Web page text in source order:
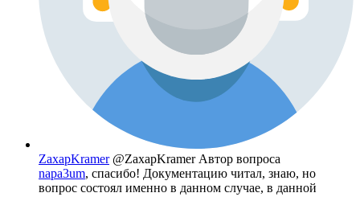
ZaxapKramer @ZaxapKramer Автор вопроса
napa3um, спасибо! Документацию читал, знаю, но
вопрос состоял именно в данном случае, в данной